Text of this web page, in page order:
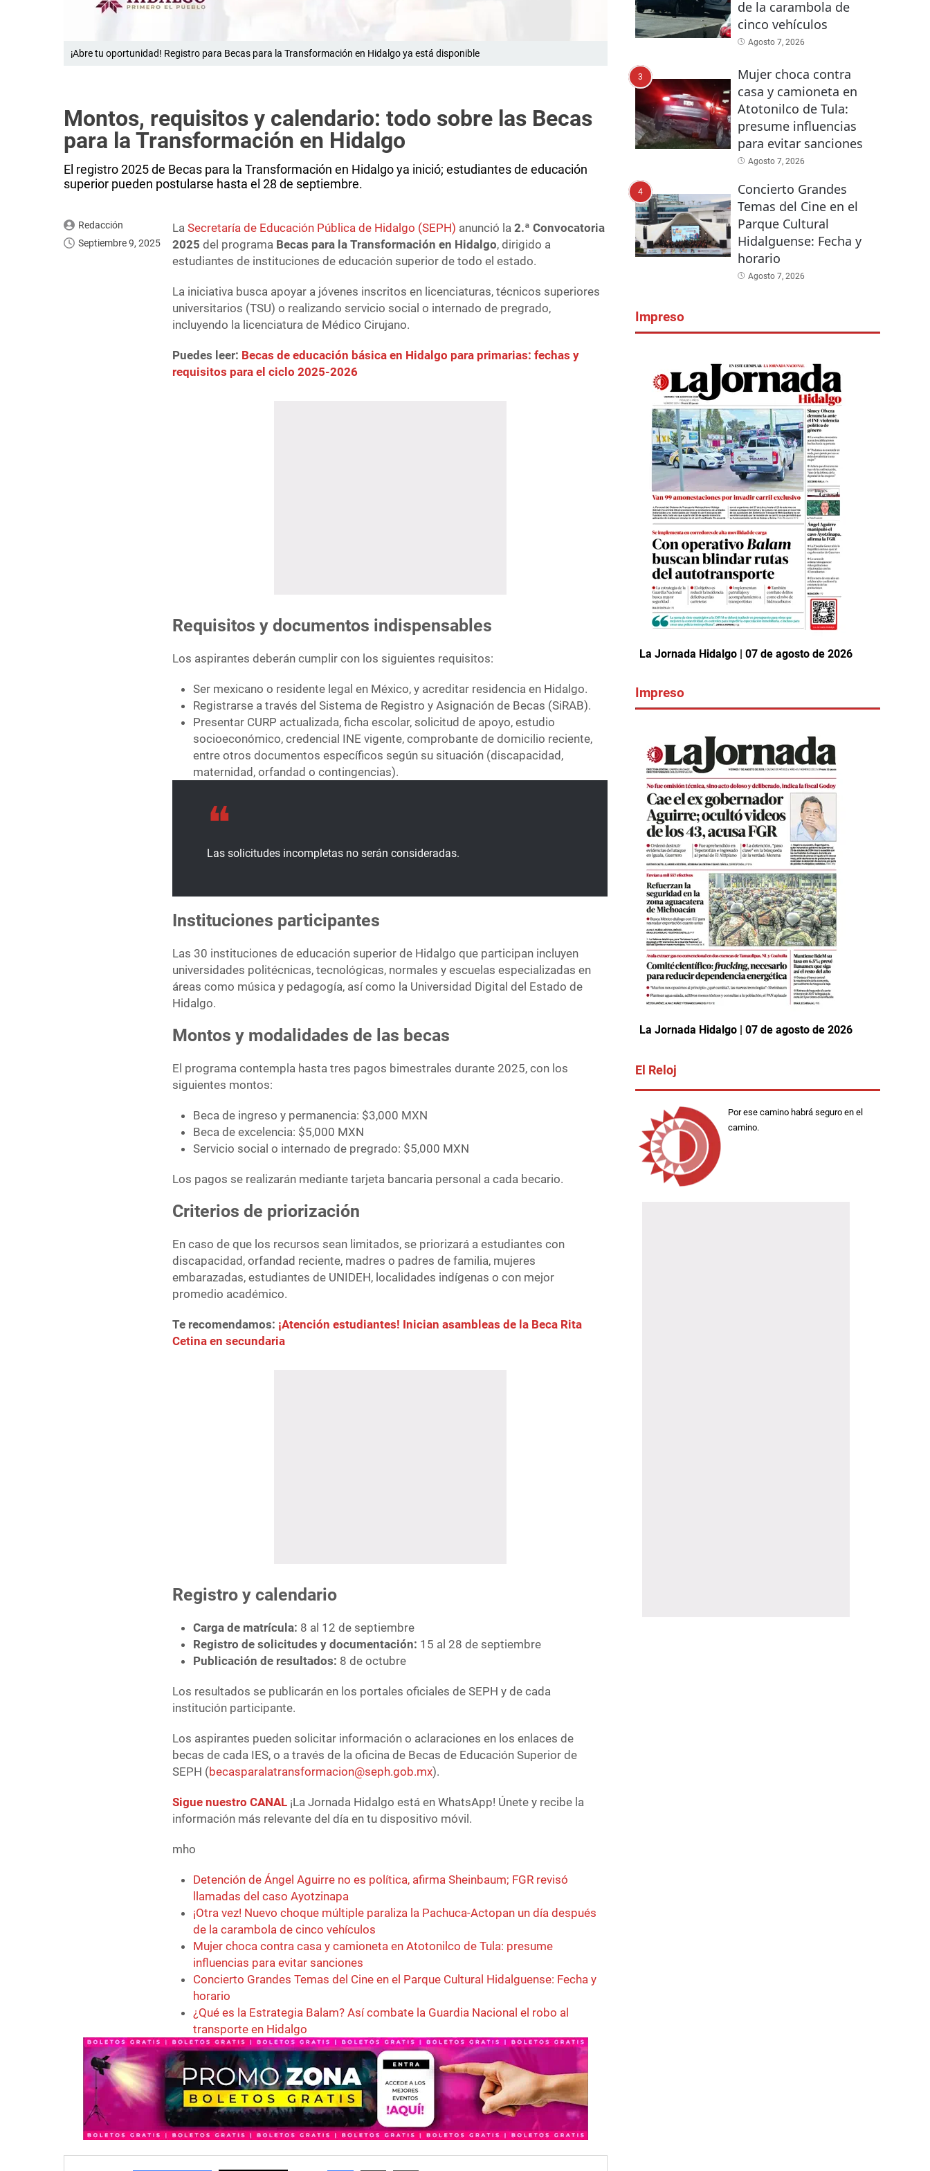
¡Abre tu oportunidad! Registro para Becas para la Transformación en Hidalgo ya está disponible
Montos, requisitos y calendario: todo sobre las Becas
para la Transformación en Hidalgo
El registro 2025 de Becas para la Transformación en Hidalgo ya inició; estudiantes de educación
superior pueden postularse hasta el 28 de septiembre.
Redacción
Septiembre 9, 2025
LaSecretaría de Educación Pública de Hidalgo (SEPH) anunció la2.ª Convocatoria
2025 del programa Becas para la Transformación en Hidalgo, dirigido a
estudiantes de instituciones de educación superior de todo el estado.
La iniciativa busca apoyar a jóvenes inscritos en licenciaturas, técnicos superiores
universitarios (TSU) o realizando servicio social o internado de pregrado,
incluyendo la licenciatura de Médico Cirujano.
Puedes leer: Becas de educación básica en Hidalgo para primarias: fechas y
requisitos para el ciclo 2025-2026
Requisitos y documentos indispensables
Los aspirantes deberán cumplir con los siguientes requisitos:
Ser mexicano o residente legal en México, y acreditar residencia en Hidalgo.
Registrarse a través del Sistema de Registro y Asignación de Becas (SiRAB).
Presentar CURP actualizada, ficha escolar, solicitud de apoyo, estudio
socioeconómico, credencial INE vigente, comprobante de domicilio reciente,
entre otros documentos específicos según su situación (discapacidad,
maternidad, orfandad o contingencias).
Las solicitudes incompletas no serán consideradas.
Instituciones participantes
Las 30 instituciones de educación superior de Hidalgo que participan incluyen
universidades politécnicas, tecnológicas, normales y escuelas especializadas en
áreas como música y pedagogía, así como la Universidad Digital del Estado de
Hidalgo.
Montos y modalidades de las becas
El programa contempla hasta tres pagos bimestrales durante 2025, con los
siguientes montos:
Beca de ingreso y permanencia: $3,000 MXN
Beca de excelencia: $5,000 MXN
Servicio social o internado de pregrado: $5,000 MXN
Los pagos se realizarán mediante tarjeta bancaria personal a cada becario.
Criterios de priorización
En caso de que los recursos sean limitados, se priorizará a estudiantes con
discapacidad, orfandad reciente, madres o padres de familia, mujeres
embarazadas, estudiantes de UNIDEH, localidades indígenas o con mejor
promedio académico.
Te recomendamos: ¡Atención estudiantes! Inician asambleas de la Beca Rita
Cetina en secundaria
Registro y calendario
Carga de matrícula: 8 al 12 de septiembre
Registro de solicitudes y documentación: 15 al 28 de septiembre
Publicación de resultados: 8 de octubre
Los resultados se publicarán en los portales oficiales de SEPH y de cada
institución participante.
Los aspirantes pueden solicitar información o aclaraciones en los enlaces de
becas de cada IES, o a través de la oficina de Becas de Educación Superior de
SEPH (becasparalatransformacion@seph.gob.mx).
Sigue nuestro CANAL ¡La Jornada Hidalgo está en WhatsApp! Únete y recibe la
información más relevante del día en tu dispositivo móvil.
mho
Detención de Ángel Aguirre no es política, afirma Sheinbaum; FGR revisó
llamadas del caso Ayotzinapa
¡Otra vez! Nuevo choque múltiple paraliza la Pachuca-Actopan un día después
de la carambola de cinco vehículos
Mujer choca contra casa y camioneta en Atotonilco de Tula: presume
influencias para evitar sanciones
Concierto Grandes Temas del Cine en el Parque Cultural Hidalguense: Fecha y
horario
¿Qué es la Estrategia Balam? Así combate la Guardia Nacional el robo al
transporte en Hidalgo
de la carambola de
cinco vehículos
Agosto 7, 2026
3
Mujer choca contra
casa y camioneta en
Atotonilco de Tula:
presume influencias
para evitar sanciones
Agosto 7, 2026
4
Concierto Grandes
Temas del Cine en el
Parque Cultural
Hidalguense: Fecha y
horario
Agosto 7, 2026
Impreso
La Jornada Hidalgo | 07 de agosto de 2026
Impreso
La Jornada Hidalgo | 07 de agosto de 2026
El Reloj
Por ese camino habrá seguro en el
camino.